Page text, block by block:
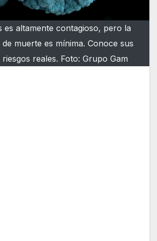
es altamente contagioso, pero la
muerte es mínima. Conoce sus
reales. Foto: Grupo Gam